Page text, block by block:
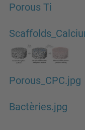
Porous Ti
Porous_CPC.jpg
Bactèries.jpg